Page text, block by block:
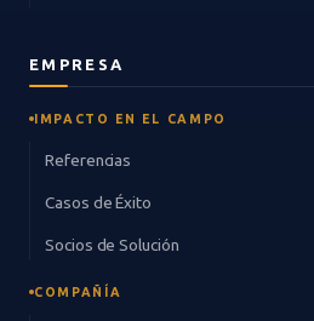
EMPRESA
IMPACTO EN EL CAMPO
Referencias
Casos de Éxito
Socios de Solución
COMPAÑÍA